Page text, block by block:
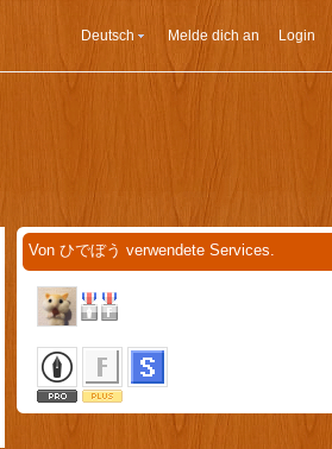
Deutsch Melde dich an Login
Von ひでぼう verwendete Services.